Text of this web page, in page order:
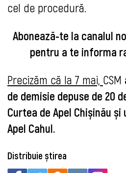
cel de procedură.
Abonează-te la canalul
pentru a te informa
Precizăm că la 7 mai, CSM
de demisie depuse de 20
Curtea de Apel Chișinău
Apel Cahul.
Distribuie știrea